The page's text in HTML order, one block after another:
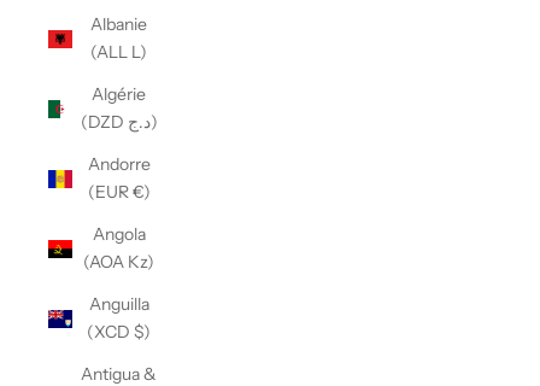
Albanie
(ALL L)
Algérie
(DZD د.ج)
Andorre
(EUR €)
Angola
(AOA Kz)
Anguilla
(XCD $)
Antigua &